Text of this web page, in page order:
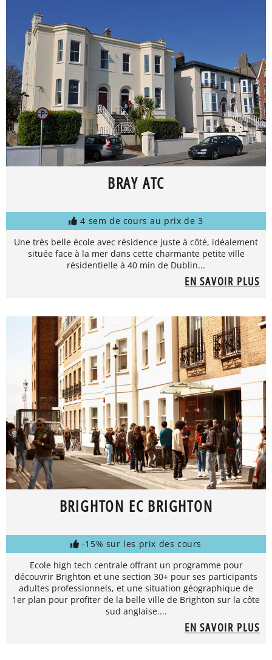
BRAY ATC
4 sem de cours au prix de 3
Une très belle école avec résidence juste à côté, idéalement
située face à la mer dans cette charmante petite ville
résidentielle à 40 min de Dublin...
EN SAVOIR PLUS
BRIGHTON EC BRIGHTON
-15% sur les prix des cours
Ecole high tech centrale offrant un programme pour
découvrir Brighton et une section 30+ pour ses participants
adultes professionnels, et une situation géographique de
1er plan pour profiter de la belle ville de Brighton sur la côte
sud anglaise....
EN SAVOIR PLUS